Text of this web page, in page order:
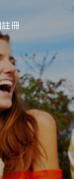
搜尋
冊